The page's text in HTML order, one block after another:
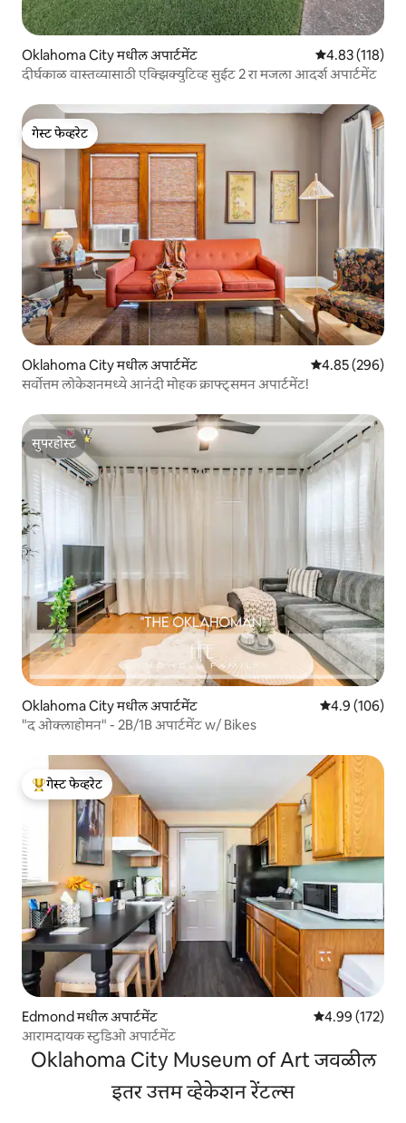
Oklahoma City मधील अपार्टमेंट 5 पैकी 4.83
4.83 (118)
दीर्घकाळ वास्तव्यासाठी एक्झिक्युटिव्ह सुईट 2 रा मजला आदर्श अपार्टमेंट
गेस्ट फेव्हरेट
गेस्ट फेव्हरेट
Oklahoma City मधील अपार्टमेंट 5 पैकी 4.85
4.85 (296)
सर्वोत्तम लोकेशनमध्ये आनंदी मोहक क्राफ्ट्समन अपार्टमेंट!
सुपरहोस्ट
सुपरहोस्ट
Oklahoma City मधील अपार्टमेंट 5 पैकी 4.9
4.9 (106)
"द ओक्लाहोमन" - 2B/1B अपार्टमेंट w/ Bikes
टॉप गेस्ट फेव्हरेट
गेस्ट फेव्हरेट
Edmond मधील अपार्टमेंट 5 पैकी 4.99
4.99 (172)
आरामदायक स्टुडिओ अपार्टमेंट
Oklahoma City Museum of Art जवळील
इतर उत्तम व्हेकेशन रेंटल्स